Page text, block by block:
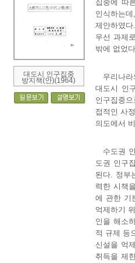
대도시 인구집중
방지책(안)(1964)
집중에 따
인식하는
제안하였
우선 과제
밖에 없었
우리나
대도시 인
인구집중
접적인 사
의도에서
수도권
도권 인구
된다. 정부
력한 시책
에 관한 기
억제하기
인을 해소
적 규제 등
신설을 억
취득을 제